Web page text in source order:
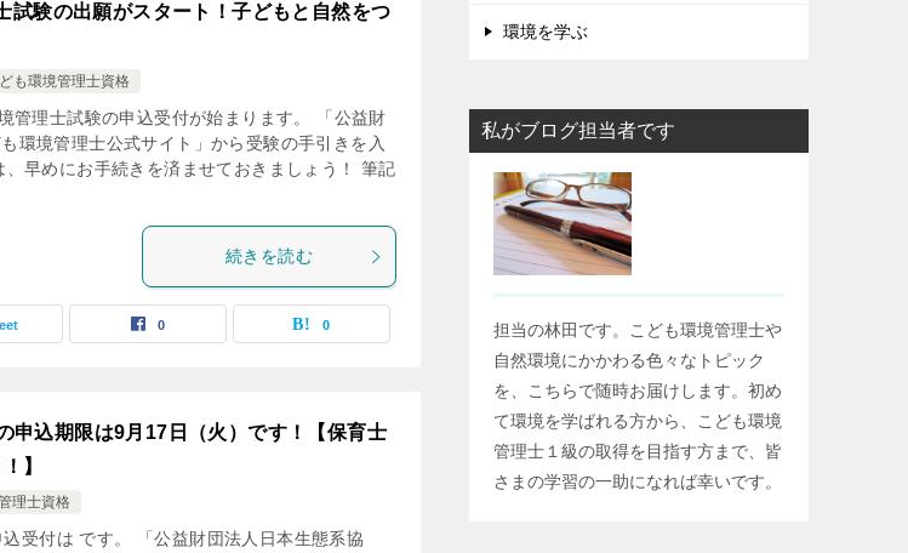
試験の出願がスタート！子どもと自然をつ
も環境管理士資格
管理士試験の申込受付が始まります。 「公益財
環境管理士公式サイト」から受験の手引きを入
早めにお手続きを済ませておきましょう！ 筆記
続きを読む
0 0
申込期限は9月17日（火）です！【保育士
】
理士資格
受付は です。 「公益財団法人日本生態系協
環境を学ぶ
私がブログ担当者です
担当の林田です。こども環境管理士や
自然環境にかかわる色々なトピック
を、こちらで随時お届けします。初め
て環境を学ばれる方から、こども環境
管理士１級の取得を目指す方まで、皆
さまの学習の一助になれば幸いです。